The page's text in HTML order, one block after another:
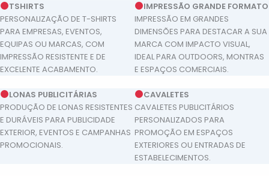
TSHIRTS
PERSONALIZAÇÃO DE T-SHIRTS
PARA EMPRESAS, EVENTOS,
EQUIPAS OU MARCAS, COM
IMPRESSÃO RESISTENTE E DE
EXCELENTE ACABAMENTO.
IMPRESSÃO GRANDE FORMATO
IMPRESSÃO EM GRANDES
DIMENSÕES PARA DESTACAR A SUA
MARCA COM IMPACTO VISUAL,
IDEAL PARA OUTDOORS, MONTRAS
E ESPAÇOS COMERCIAIS.
LONAS PUBLICITÁRIAS
PRODUÇÃO DE LONAS RESISTENTES
E DURÁVEIS PARA PUBLICIDADE
EXTERIOR, EVENTOS E CAMPANHAS
PROMOCIONAIS.
CAVALETES
CAVALETES PUBLICITÁRIOS
PERSONALIZADOS PARA
PROMOÇÃO EM ESPAÇOS
EXTERIORES OU ENTRADAS DE
ESTABELECIMENTOS.